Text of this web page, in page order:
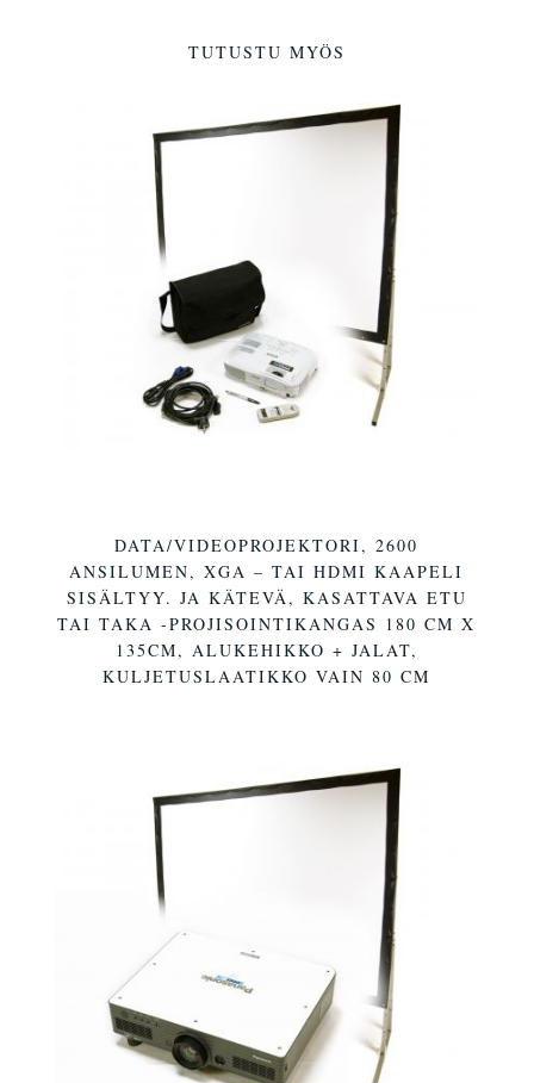
TUTUSTU MYÖS
DATA/VIDEOPROJEKTORI, 2600
ANSILUMEN, XGA – TAI HDMI KAAPELI
SISÄLTYY. JA KÄTEVÄ, KASATTAVA ETU
TAI TAKA -PROJISOINTIKANGAS 180 CM X
135CM, ALUKEHIKKO + JALAT,
KULJETUSLAATIKKO VAIN 80 CM